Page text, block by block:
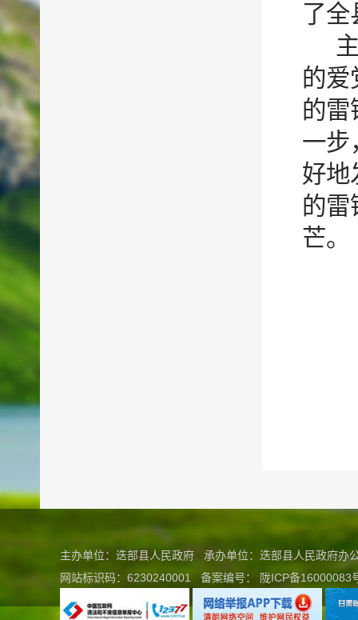
了全
的爱
的雷
一步
好地
的雷
芒。
主办单位：迭部县人民政府 承办单位：迭部县人民政府
网站标识码：6230240001
备案编号： 陇ICP备16000083